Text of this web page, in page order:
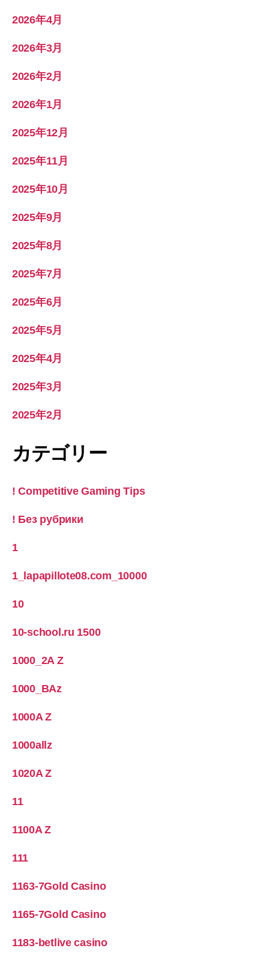
2026年4月
2026年3月
2026年2月
2026年1月
2025年12月
2025年11月
2025年10月
2025年9月
2025年8月
2025年7月
2025年6月
2025年5月
2025年4月
2025年3月
2025年2月
カテゴリー
! Competitive Gaming Tips
! Без рубрики
1
1_lapapillote08.com_10000
10
10-school.ru 1500
1000_2A Z
1000_BAz
1000A Z
1000allz
1020A Z
11
1100A Z
111
1163-7Gold Casino
1165-7Gold Casino
1183-betlive casino